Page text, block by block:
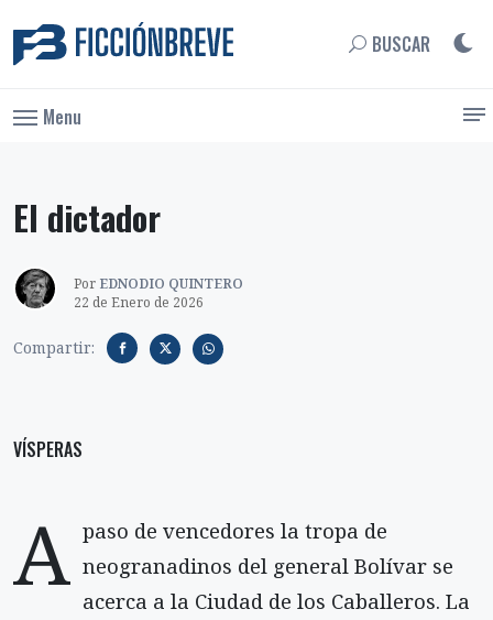
BUSCAR
Menu
El dictador
Por EDNODIO QUINTERO
22 de Enero de 2026
Compartir:
VÍSPERAS
A paso de vencedores la tropa de
neogranadinos del general Bolívar se
acerca a la Ciudad de los Caballeros. La